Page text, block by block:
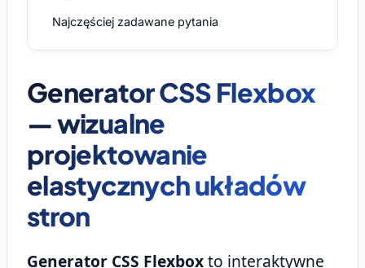
Najczęściej zadawane pytania
Generator CSS Flexbox
— wizualne
projektowanie
elastycznych układów
stron
Generator CSS Flexboxto interaktywne